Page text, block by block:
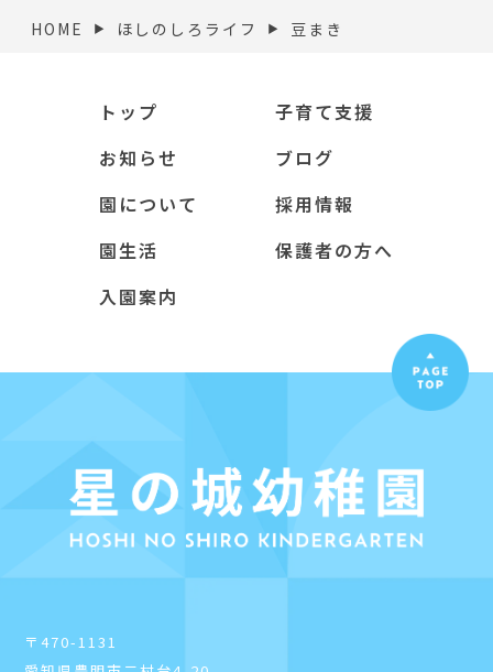
HOME ▶︎ ほしのしろライフ ▶︎ 豆まき
トップ
お知らせ
園について
園生活
入園案内
子育て支援
ブログ
採用情報
保護者の方へ
〒470-1131